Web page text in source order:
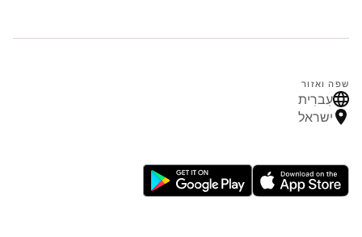
שפה ואזור
עִברִית
ישראל